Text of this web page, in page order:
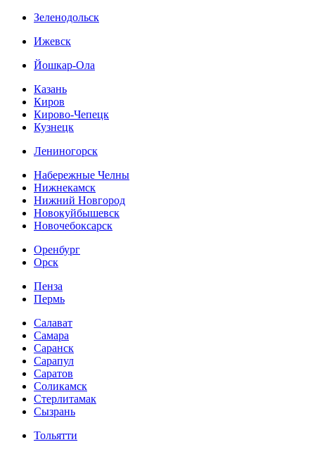
Зеленодольск
Ижевск
Йошкар-Ола
Казань
Киров
Кирово-Чепецк
Кузнецк
Лениногорск
Набережные Челны
Нижнекамск
Нижний Новгород
Новокуйбышевск
Новочебоксарск
Оренбург
Орск
Пенза
Пермь
Салават
Самара
Саранск
Сарапул
Саратов
Соликамск
Стерлитамак
Сызрань
Тольятти